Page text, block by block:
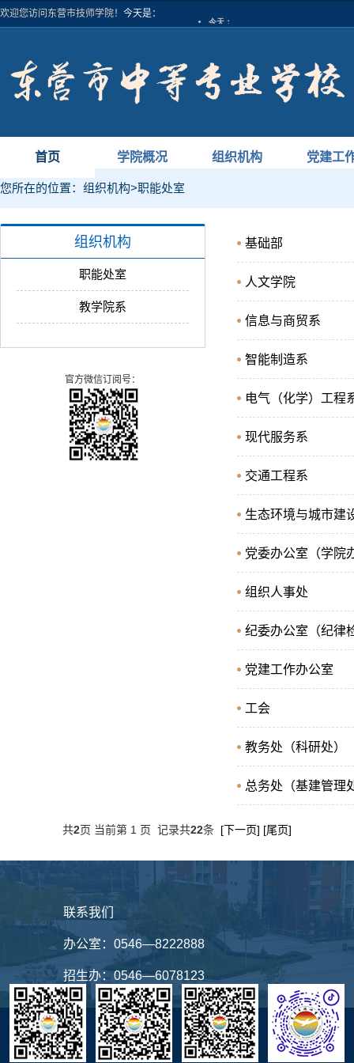
欢迎您访问东营市技师学院！ 今天是：
首页 学院概况 组织机构 党建工
您所在的位置： 组织机构>职能处室
组织机构
职能处室
教学院系
官方微信订阅号：
基础部
人文学院
信息与商贸系
智能制造系
电气（化学）工程
现代服务系
交通工程系
生态环境与城市建
党委办公室（学院
组织人事处
纪委办公室（纪律
党建工作办公室
工会
教务处（科研处）
总务处（基建管理
共2页 当前第 1 页 记录共22条 [下一页] [尾页]
联系我们
办公室： 0546—8222888
招生办：0546—6078123